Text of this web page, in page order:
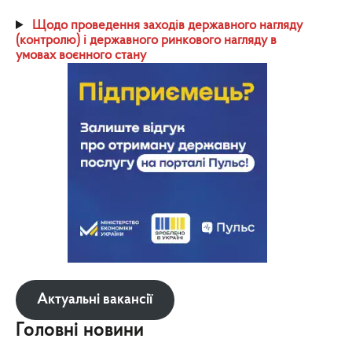
Щодо проведення заходів державного нагляду
(контролю) і державного ринкового нагляду в
умовах воєнного стану
Актуальні вакансії
Головні новини